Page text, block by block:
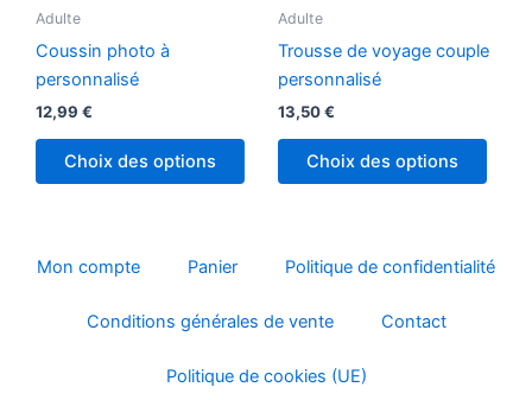
Adulte
Coussin photo à
personnalisé
12,99 €
Choix des options
Adulte
Trousse de voyage couple
personnalisé
13,50€
Choix des options
Mon compte Panier Politique de confidentialité
Conditions générales de vente Contact
Politique de cookies (UE)